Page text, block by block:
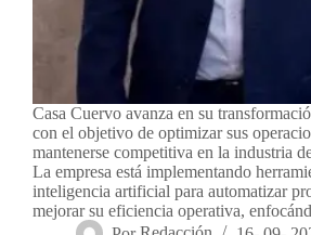
Casa Cuervo avanza en su
con el objetivo de optimizar sus
mantenerse competitiva en la industria
La empresa está implementando
inteligencia artificial para automatizar
mejorar su eficiencia operativa,